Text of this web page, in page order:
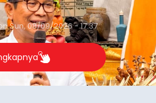
-Blusukan Bupati
bersama Wakil Bupati
desa di Kecamatan
membuka sejumlah
masyarakat. Dari
potensi pertanian
menjadi